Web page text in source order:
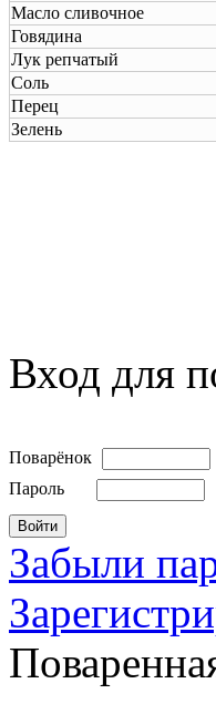
Масло сливочное
Говядина
Лук репчатый
Соль
Перец
Зелень
Вход для
Поварёнок
Пароль
Забыли